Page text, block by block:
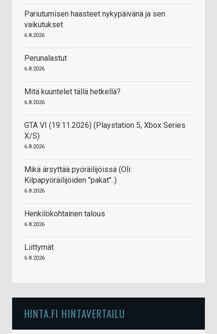
Pariutumisen haasteet nykypäivänä ja sen
vaikutukset
6.8.2026
Perunalastut
6.8.2026
Mitä kuuntelet tällä hetkellä?
6.8.2026
GTA VI (19.11.2026) (Playstation 5, Xbox Series
X/S)
6.8.2026
Mikä ärsyttää pyöräilijöissä (Oli:
Kilpapyöräilijöiden "pakat"..)
6.8.2026
Henkilökohtainen talous
6.8.2026
Liittymät
6.8.2026
HINTA.FI HINTAVERTAILU